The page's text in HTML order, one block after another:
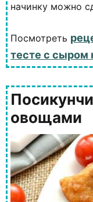
начинку можно
Посмотреть
тесте с сыром
овощами